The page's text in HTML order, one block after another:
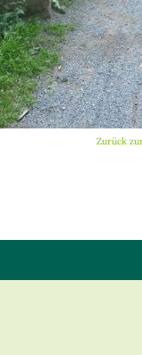
Zurück